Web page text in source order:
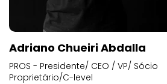
Adriano Chueiri Abdalla
PROS - Presidente/ CEO / VP/ Sócio
Proprietário/C-level